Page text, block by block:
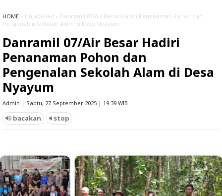
HOME » Unlabelled » Danramil 07/Air Besar Hadiri Penanaman Pohon dan
Pengenalan Sekolah Alam di Desa Nyayum
Danramil 07/Air Besar Hadiri
Penanaman Pohon dan
Pengenalan Sekolah Alam di Desa
Nyayum
Admin | Sabtu, 27 September 2025 | 19.39 WIB
bacakan stop